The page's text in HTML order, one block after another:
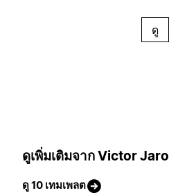
ดู
ดูเพิ่มเติมจาก Victor Jaro
ดู 10 เทมเพลต